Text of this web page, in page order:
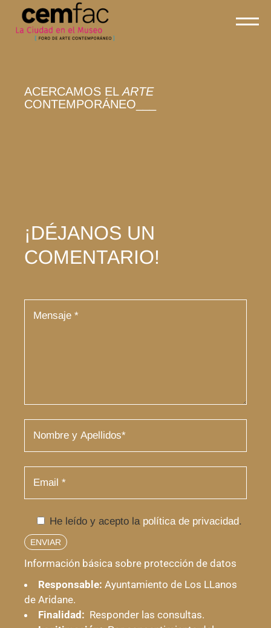
ACERCAMOS ELARTE
CONTEMPORÁNEO___
¡DÉJANOS UN
COMENTARIO!
He leído y acepto la política de privacidad.
ENVIAR
Información básica sobre protección de datos
Responsable: Ayuntamiento de Los LLanos
de Aridane.
Finalidad: Responder las consultas.